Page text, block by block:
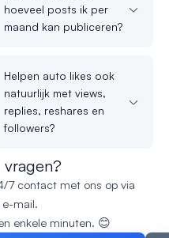
hoeveel posts ik per
maand kan publiceren?
Helpen auto likes ook
natuurlijk met views,
replies, reshares en
followers?
7 contact met ons op via
mail.
enkele minuten. 😊